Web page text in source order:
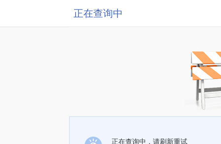
正在查询中
正在查询中，请刷新重试